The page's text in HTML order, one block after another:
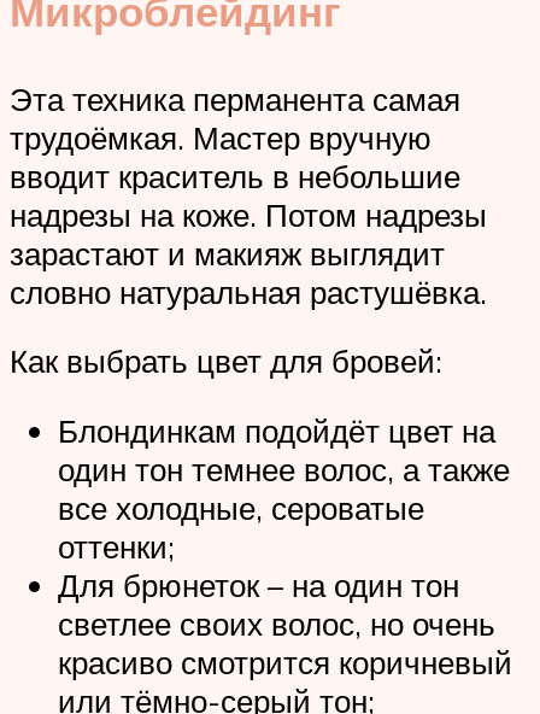
Эта техника перманента самая
трудоёмкая. Мастер вручную
вводит краситель в небольшие
надрезы на коже. Потом надрезы
зарастают и макияж выглядит
словно натуральная растушёвка.
Как выбрать цвет для бровей:
Блондинкам подойдёт цвет на
один тон темнее волос, а также
все холодные, сероватые
оттенки;
Для брюнеток – на один тон
светлее своих волос, но очень
красиво смотрится коричневый
или тёмно-серый тон;